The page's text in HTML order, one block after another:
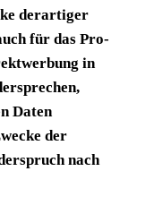
der­ar­ti­ger
für das Pro­
in
Daten
der
nach